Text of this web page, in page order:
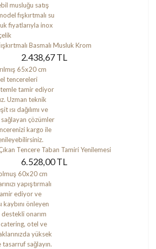
Basmalı Musluk Krom
2.438,67 TL
Tencere Taban Tamiri Yenilemesi
6.528,00 TL